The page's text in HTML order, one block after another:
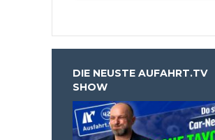
DIE NEUSTE AUFAHRT.TV
SHOW